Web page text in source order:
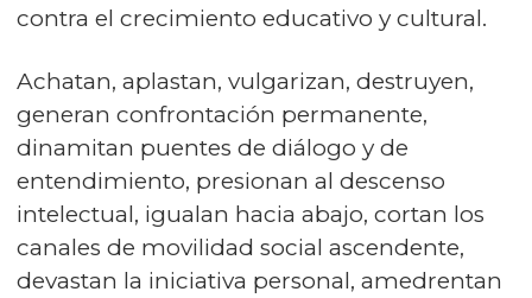
contra el crecimiento educativo y cultural.
Achatan, aplastan, vulgarizan, destruyen,
generan confrontación permanente,
dinamitan puentes de diálogo y de
entendimiento, presionan al descenso
intelectual, igualan hacia abajo, cortan los
canales de movilidad social ascendente,
devastan la iniciativa personal, amedrentan